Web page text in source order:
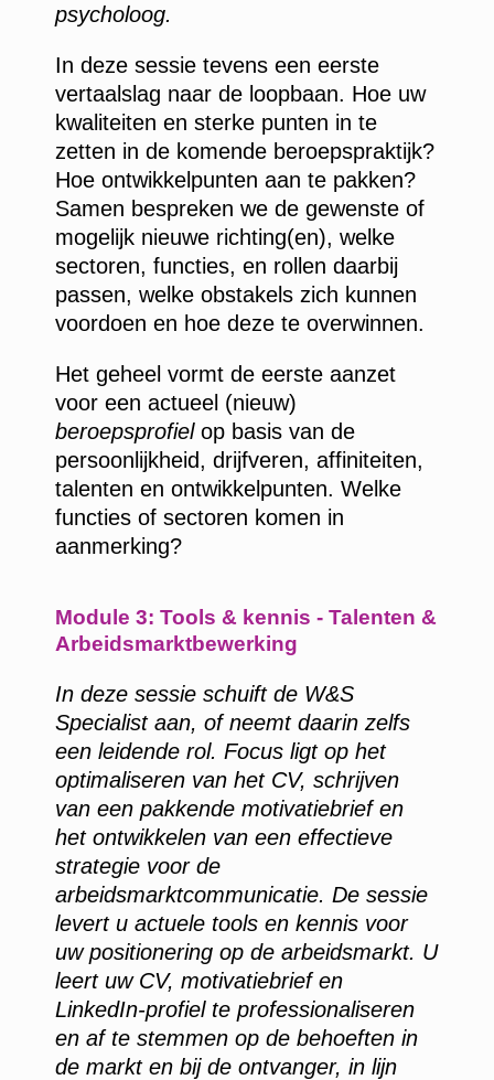
psycholoog.
In deze sessie tevens een eerste
vertaalslag naar de loopbaan. Hoe uw
kwaliteiten en sterke punten in te
zetten in de komende beroepspraktijk?
Hoe ontwikkelpunten aan te pakken?
Samen bespreken we de gewenste of
mogelijk nieuwe richting(en), welke
sectoren, functies, en rollen daarbij
passen, welke obstakels zich kunnen
voordoen en hoe deze te overwinnen.
Het geheel vormt de eerste aanzet
voor een actueel (nieuw)
beroepsprofielop basis van de
persoonlijkheid, drijfveren, affiniteiten,
talenten en ontwikkelpunten. Welke
functies of sectoren komen in
aanmerking?
Module 3: Tools & kennis - Talenten &
Arbeidsmarktbewerking
In deze sessie schuift de W&S
Specialist aan, of neemt daarin zelfs
een leidende rol. Focus ligt op het
optimaliseren van het CV, schrijven
van een pakkende motivatiebrief en
het ontwikkelen van een effectieve
strategie voor de
arbeidsmarktcommunicatie. De sessie
levert u actuele tools en kennis voor
uw positionering op de arbeidsmarkt. U
leert uw CV, motivatiebrief en
LinkedIn-profiel te professionaliseren
en af te stemmen op de behoeften in
de markt en bij de ontvanger, in lijn